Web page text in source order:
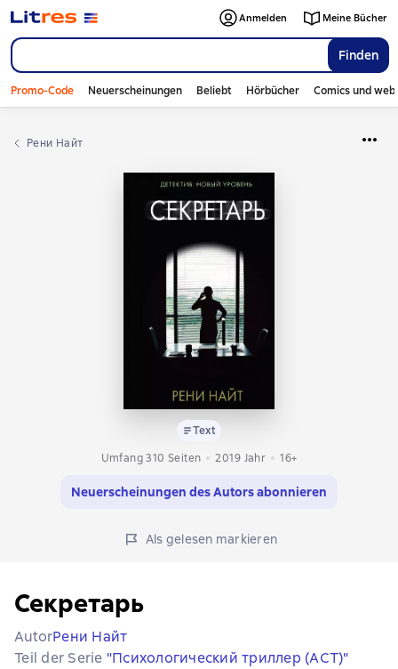
Finden
Anmelden Meine Bücher
Promo-Code Neuerscheinungen Beliebt Hörbücher Comics und
Рени Найт
Text
Umfang 310 Seiten
2019 Jahr 16+
Neuerscheinungen des Autors abonnieren
Als gelesen markieren
Секретарь
AutorРени Найт
Teil der Serie "Психологический триллер (АСТ)"